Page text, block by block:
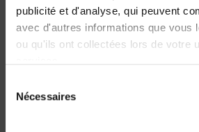
publicité et d'analyse, qui peuvent
avec d'autres informations que vous
ou qu'ils ont collectées lors de votre
Nécessaires